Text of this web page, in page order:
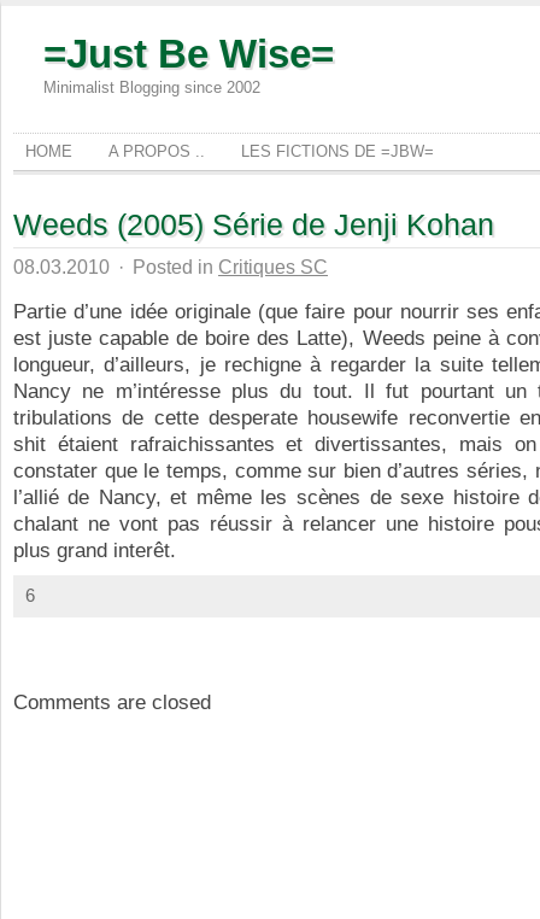
=Just Be Wise=
Minimalist Blogging since 2002
HOME A PROPOS .. LES FICTIONS DE =JBW=
Weeds (2005) Série de Jenji Kohan
08.03.2010 · Posted in Critiques SC
Partie d’une idée originale (que faire pour nourrir ses
est juste capable de boire des Latte), Weeds peine à
longueur, d’ailleurs, je rechigne à regarder la suite
Nancy ne m’intéresse plus du tout. Il fut pourtant un
tribulations de cette desperate housewife reconvertie
shit étaient rafraichissantes et divertissantes, mais
constater que le temps, comme sur bien d’autres séries,
l’allié de Nancy, et même les scènes de sexe histoire
chalant ne vont pas réussir à relancer une histoire
plus grand interêt.
6
Comments are closed